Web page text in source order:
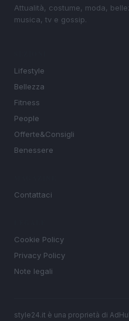
Attualità, costume, moda,
musica, tv e gossip.
Lifestyle
Bellezza
Fitness
People
Offerte&Consigli
Benessere
Contattaci
Cookie Policy
Privacy Policy
Note legali
style24.it è una proprietà di